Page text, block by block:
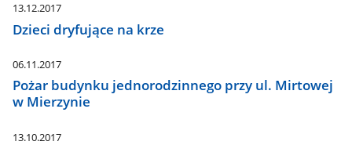
13.12.2017
Dzieci dryfujące na krze
06.11.2017
Pożar budynku jednorodzinnego przy ul. Mirtowej
w Mierzynie
13.10.2017